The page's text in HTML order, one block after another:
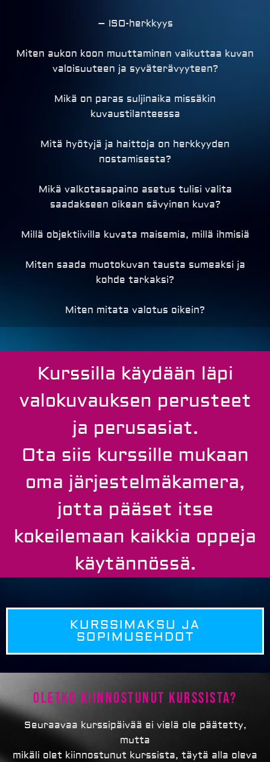
– ISO-herkkyys
Miten aukon koon muuttaminen vaikuttaa kuvan
valoisuuteen ja syväterävyyteen?
Mikä on paras suljinaika missäkin
kuvaustilanteessa
Mitä hyötyjä ja haittoja on herkkyyden
nostamisesta?
Mikä valkotasapaino asetus tulisi valita
saadakseen oikean sävyinen kuva?
Millä objektiivilla kuvata maisemia, millä ihmisiä
Miten saada muotokuvan tausta sumeaksi ja
kohde tarkaksi?
Miten mitata valotus oikein?
Kurssilla käydään läpi
valokuvauksen perusteet
ja perusasiat.
Ota siis kurssille mukaan
oma järjestelmäkamera,
jotta pääset itse
kokeilemaan kaikkia oppeja
käytännössä.
KURSSIMAKSU JA
SOPIMUSEHDOT
Oletko kiinnostunut kurssista?
Seuraavaa kurssipäivää ei vielä ole päätetty,
mutta
mikäli olet kiinnostunut kurssista, täytä alla oleva